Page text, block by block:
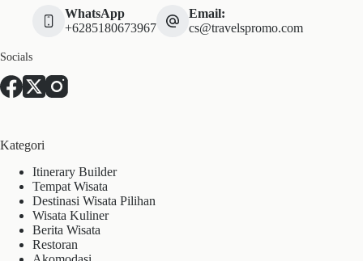
WhatsApp
+6285180673967
Email:
cs@travelspromo.com
Socials
Kategori
Itinerary Builder
Tempat Wisata
Destinasi Wisata Pilihan
Wisata Kuliner
Berita Wisata
Restoran